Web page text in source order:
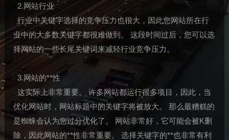
2.网站行业
行业中关键字选择的竞争压力也很大，因此您网站所在行
业中的大多数关键字都很难做到。 这段时间过后，您可以选
择网站的一些长尾关键词来减轻行业竞争压力。
3.网站的**性
这实际上非常重要。 许多网站都运行很多项目，因此，当
优化网站时，网站标题中的关键字将被放大。 那么最糟糕的
是蜘蛛会认为您过分优化了。 网站非常好，它可能会被K删
除，因此网站的**性非常重要。 选择关键字的**也非常有利